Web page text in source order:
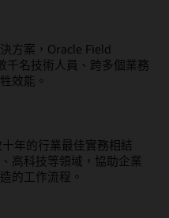
方案，Oracle Field
千名技術人員、跨多個業務
效能。
年的行業最佳實務相結
高科技等領域，協助企業
的工作流程。